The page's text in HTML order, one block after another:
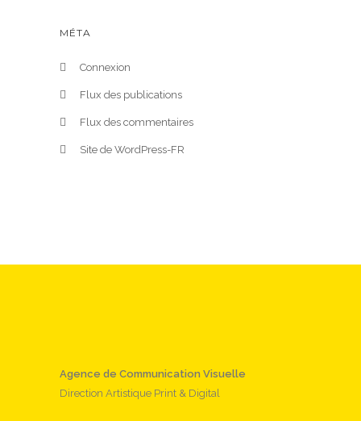
MÉTA
Connexion
Flux des publications
Flux des commentaires
Site de WordPress-FR
Agence de Communication Visuelle
Direction Artistique Print & Digital